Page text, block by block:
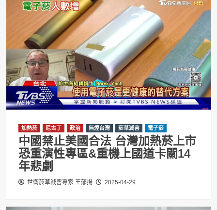
加熱菸 尼古丁 政治 無煙台灣 菸草減害 電子菸
中國禁止美國合法 台灣加熱菸上市
恐重演性專區&重機上國道卡關14
年悲劇
世衛菸草減害專家 王郁揚 2025-04-29